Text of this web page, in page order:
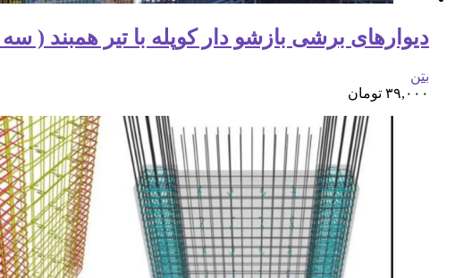
دیوارهای برشی بازشو دار کوپله با تیر همبند ( سه
بتن
۳۹,۰۰۰ تومان